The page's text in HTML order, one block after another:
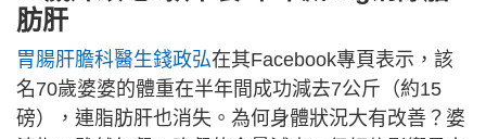
肪肝
胃腸肝膽科醫生錢政弘在其Facebook專頁表示，該
名70歲婆婆的體重在半年間成功減去7公斤（約15
磅），連脂肪肝也消失。為何身體狀況大有改善？婆